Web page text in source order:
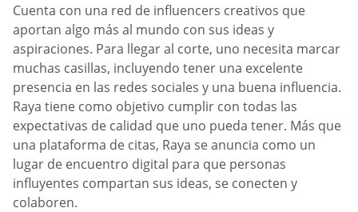
Cuenta con una red de influencers creativos que
aportan algo más al mundo con sus ideas y
aspiraciones. Para llegar al corte, uno necesita marcar
muchas casillas, incluyendo tener una excelente
presencia en las redes sociales y una buena influencia.
Raya tiene como objetivo cumplir con todas las
expectativas de calidad que uno pueda tener. Más que
una plataforma de citas, Raya se anuncia como un
lugar de encuentro digital para que personas
influyentes compartan sus ideas, se conecten y
colaboren.